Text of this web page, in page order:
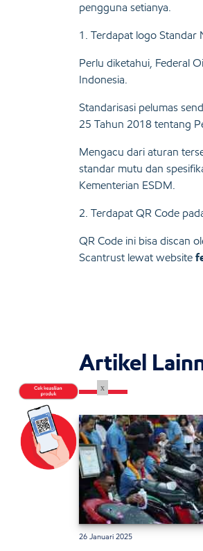
pengguna setianya.
1. Terdapat logo Standar
Perlu diketahui, Federal
Indonesia.
Standarisasi pelumas
25 Tahun 2018 tentang
Mengacu dari aturan
standar mutu dan
Kementerian ESDM.
2. Terdapat QR Code
QR Code ini bisa discan
Scantrust lewat website
Artikel
26 Januari 2025
x